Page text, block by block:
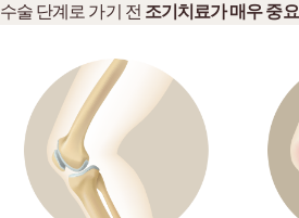
수술 단계로 가기 전 조기치료가 매우 중요